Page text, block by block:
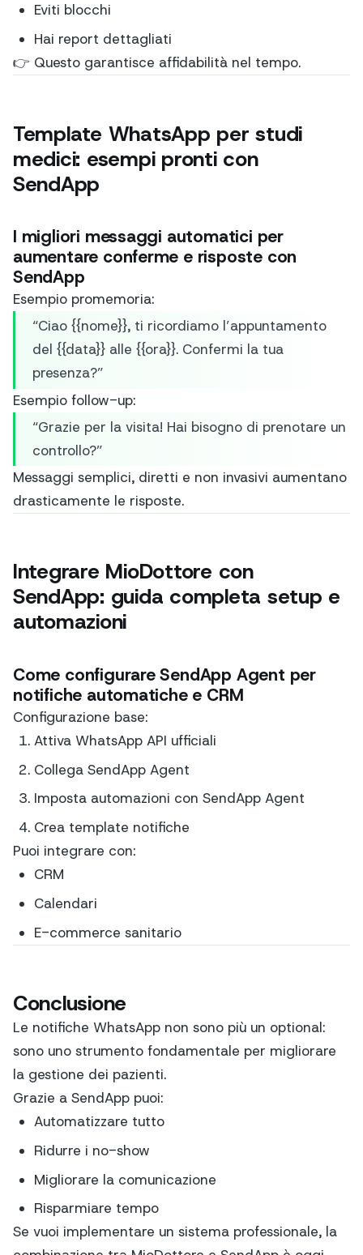
Eviti blocchi
Hai report dettagliati
👉 Questo garantisce affidabilità nel tempo.
Template WhatsApp per studi
medici: esempi pronti con
SendApp
I migliori messaggi automatici per
aumentare conferme e risposte con
SendApp
Esempio promemoria:
“Ciao {{nome}}, ti ricordiamo l’appuntamento
del {{data}} alle {{ora}}. Confermi la tua
presenza?”
Esempio follow-up:
“Grazie per la visita! Hai bisogno di prenotare un
controllo?”
Messaggi semplici, diretti e non invasivi aumentano
drasticamente le risposte.
Integrare MioDottore con
SendApp: guida completa setup e
automazioni
Come configurare SendApp Agent per
notifiche automatiche e CRM
Configurazione base:
Attiva WhatsApp API ufficiali
Collega SendApp Agent
Imposta automazioni con SendApp Agent
Crea template notifiche
Puoi integrare con:
CRM
Calendari
E-commerce sanitario
Conclusione
Le notifiche WhatsApp non sono più un optional:
sono uno strumento fondamentale per migliorare
la gestione dei pazienti.
Grazie a SendApp puoi:
Automatizzare tutto
Ridurre i no-show
Migliorare la comunicazione
Risparmiare tempo
Se vuoi implementare un sistema professionale, la